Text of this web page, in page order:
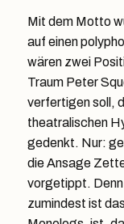
Mit dem Motto
auf einen
wären zwei
Traum Peter
verfertigen soll,
theatralischen
gedenkt. Nur:
die Ansage
vorgetippt. Denn
zumindest ist